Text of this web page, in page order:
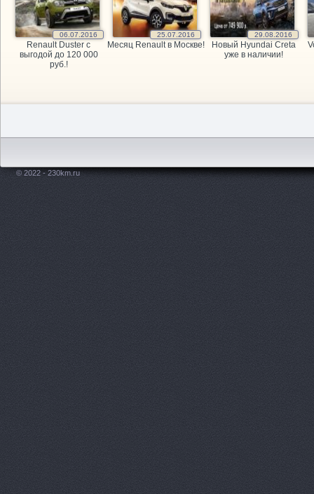
06.07.2016
Renault Duster с
выгодой до 120 000
руб.!
25.07.2016
Месяц Renault в Москве!
29.08.2016
Новый Hyundai Creta
уже в наличии!
© 2022 - 230km.ru